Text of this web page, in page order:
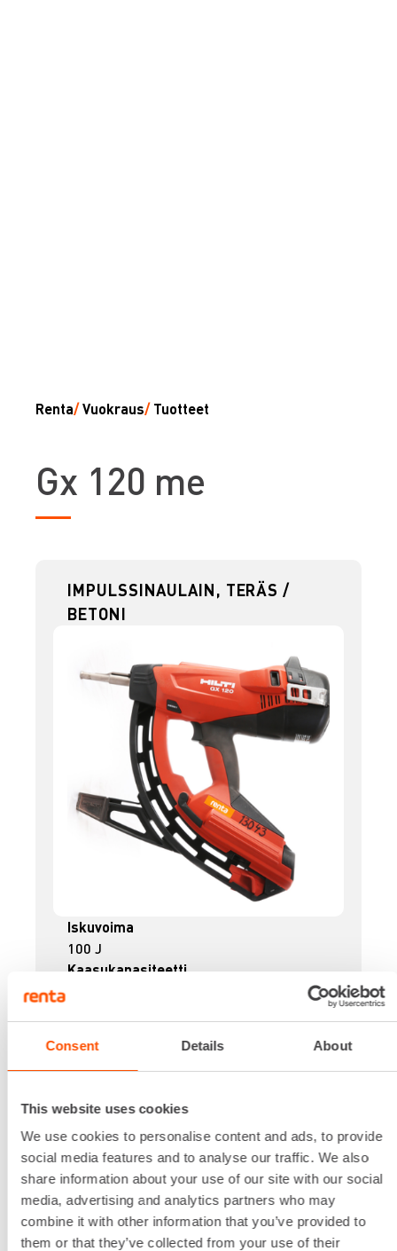
Consent Details About
This website uses cookies
We use cookies to personalise content and ads, to provide
social media features and to analyse our traffic. We also
share information about your use of our site with our social
media, advertising and analytics partners who may
combine it with other information that you’ve provided to
them or that they’ve collected from your use of their
Renta/Vuokraus/ Tuotteet
Gx 120 me
IMPULSSINAULAIN, TERÄS /
BETONI
Iskuvoima
100 J
Kaasukapasiteetti
Kiinniketyypit
Hilti X-BX, X-EMTC, X-EMTSC, X-EKS, X-
Lippaan kapasiteetti
20 / 40
Lataa lisää
Ensimmäinen pv 30,32 €/ pv
Seuraavat pv 24,26 €/ pv
Kuukausi 361,62 € / kk